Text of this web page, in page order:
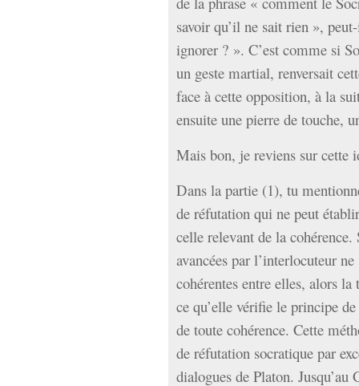
savoir qu’il ne sait rien »,
ignorer ? ». C’est comme si
un geste martial, renversait
face à cette opposition, à la
ensuite une pierre de touche,
Mais bon, je reviens sur cette
Dans la partie (1), tu
de réfutation qui ne peut
celle relevant de la
avancées par l’interlocuteur
cohérentes entre elles, alors
ce qu’elle vérifie le principe
de toute cohérence. Cette
de réfutation socratique par
dialogues de Platon.